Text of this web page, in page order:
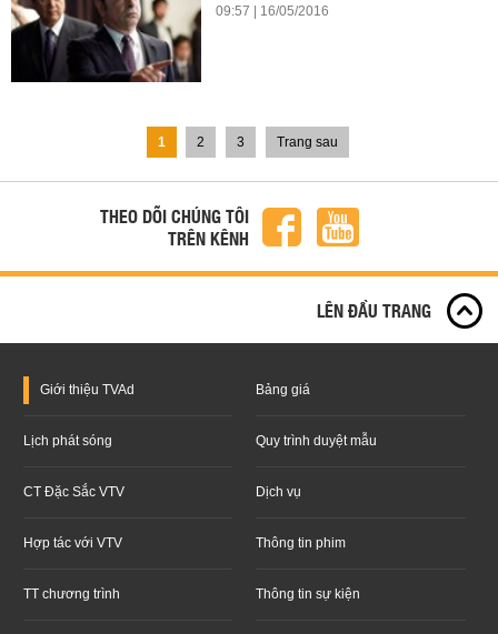
09:57 | 16/05/2016
1 2 3 Trang sau
THEO DÕI CHÚNG TÔI
TRÊN KÊNH
LÊN ĐẦU TRANG
Giới thiệu TVAd Bảng giá
Lịch phát sóng Quy trình duyệt mẫu
CT Đặc Sắc VTV Dịch vụ
Hợp tác với VTV Thông tin phim
TT chương trình Thông tin sự kiện